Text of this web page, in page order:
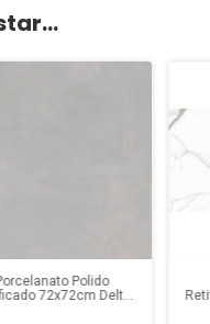
Polido
72x72cm Delta